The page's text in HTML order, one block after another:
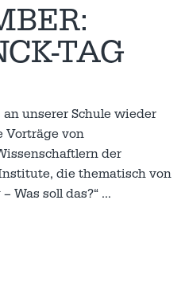
TAG
unserer Schule wieder
Vorträge von
der
die thematisch von
Was soll das?“ …